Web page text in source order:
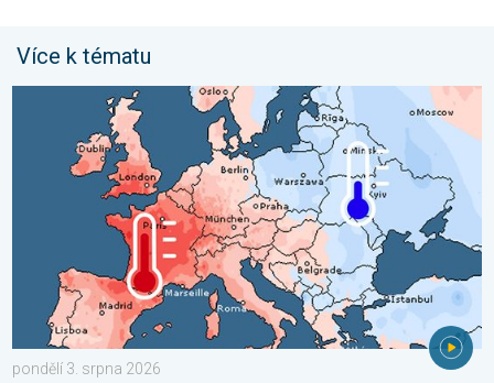
Více k tématu
Shrnutí července v Evropě. Rozdíl v teplotách. . . pondělí 3.
pondělí 3. srpna 2026